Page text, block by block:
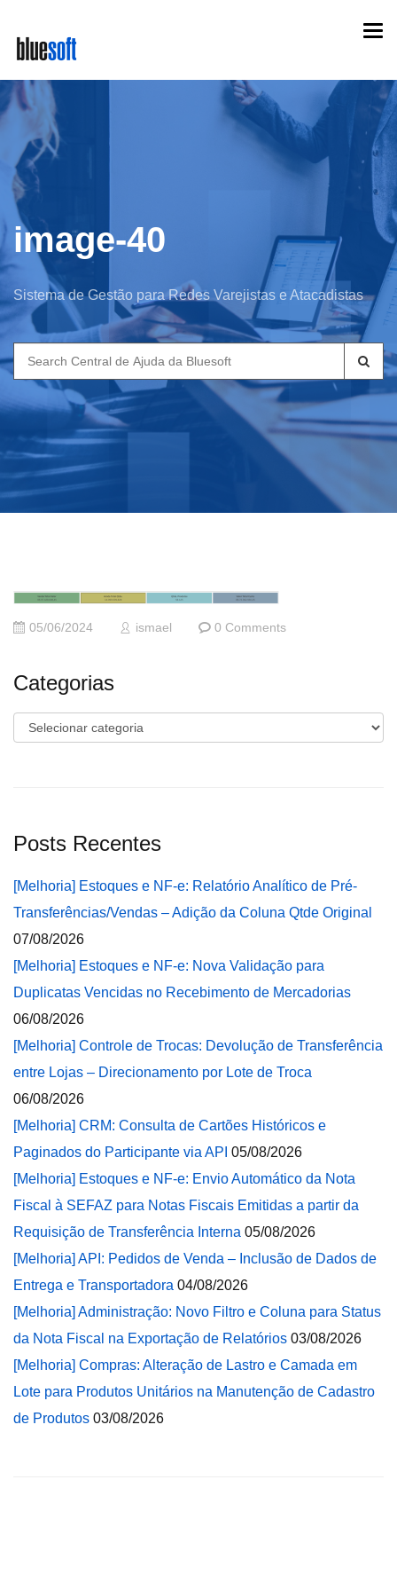
main
content
image-40
Sistema de Gestão para Redes Varejistas e Atacadistas
Search
for:
05/06/2024 ismael 0 Comments
Categorias
Categorias
Posts Recentes
[Melhoria] Estoques e NF-e: Relatório Analítico de Pré-
Transferências/Vendas – Adição da Coluna Qtde Original
07/08/2026
[Melhoria] Estoques e NF-e: Nova Validação para
Duplicatas Vencidas no Recebimento de Mercadorias
06/08/2026
[Melhoria] Controle de Trocas: Devolução de Transferência
entre Lojas – Direcionamento por Lote de Troca
06/08/2026
[Melhoria] CRM: Consulta de Cartões Históricos e
Paginados do Participante via API 05/08/2026
[Melhoria] Estoques e NF-e: Envio Automático da Nota
Fiscal à SEFAZ para Notas Fiscais Emitidas a partir da
Requisição de Transferência Interna 05/08/2026
[Melhoria] API: Pedidos de Venda – Inclusão de Dados de
Entrega e Transportadora 04/08/2026
[Melhoria] Administração: Novo Filtro e Coluna para Status
da Nota Fiscal na Exportação de Relatórios 03/08/2026
[Melhoria] Compras: Alteração de Lastro e Camada em
Lote para Produtos Unitários na Manutenção de Cadastro
de Produtos 03/08/2026